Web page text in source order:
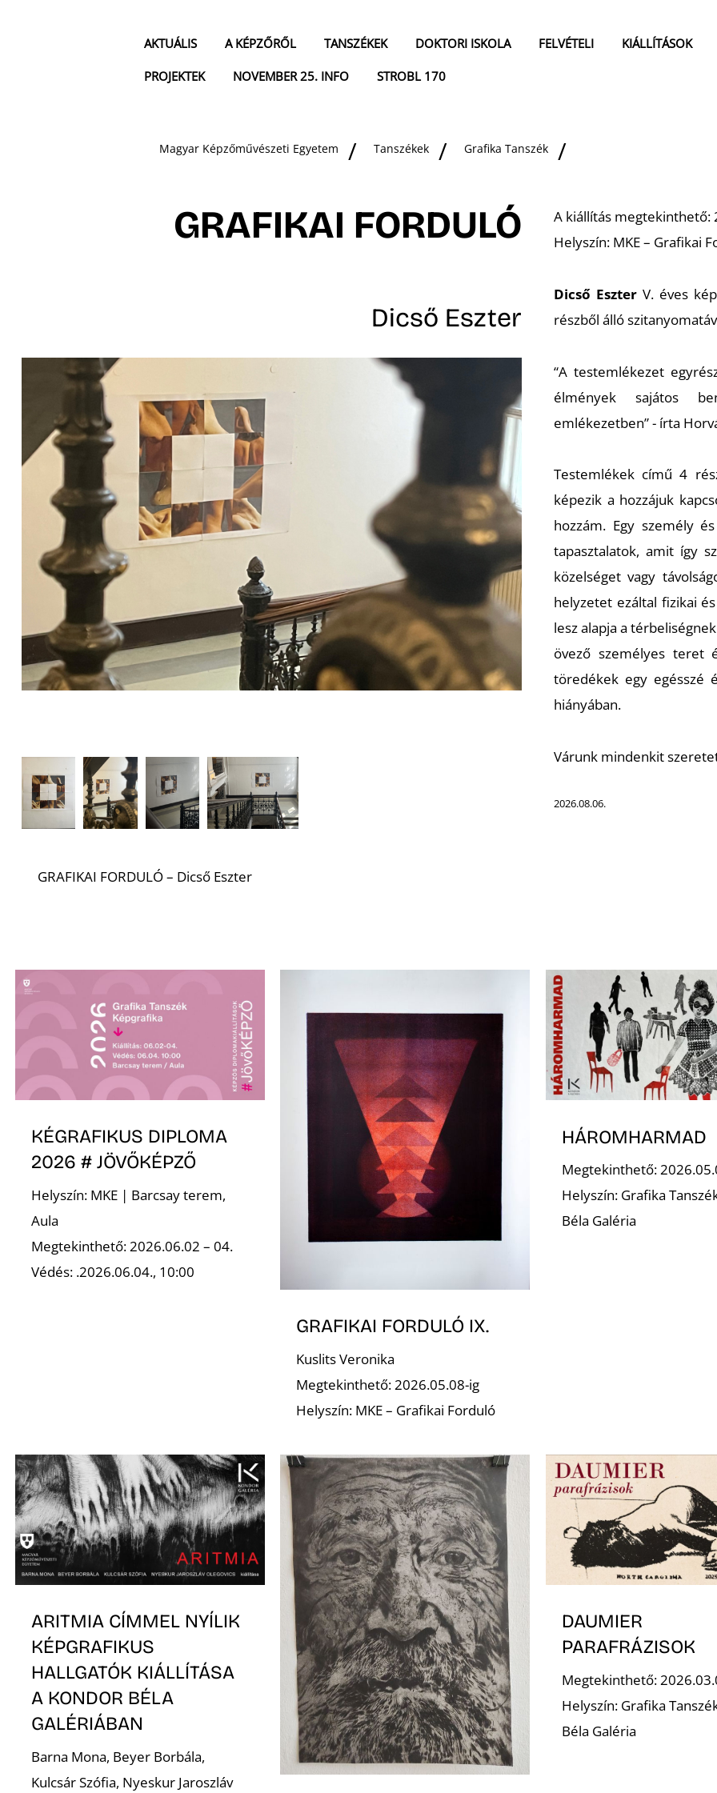
AKTUÁLIS A KÉPZŐRŐL TANSZÉKEK DOKTORI ISKOLA FELVÉTELI
KIÁLLÍTÁSOK
PROJEKTEK
NOVEMBER 25. INFO STROBL 170
Magyar Képzőművészeti Egyetem Tanszékek Grafika Tanszék
GRAFIKAI FORDULÓ
Dicső Eszter
GRAFIKAI FORDULÓ – Dicső Eszter
A kiállítás megtekinthető:
Helyszín: MKE – Grafikai
Dicső Eszter V. éves
részből álló
“A testemlékezet
élmények sajátos
emlékezetben” - írta
Testemlékek című 4
képezik a hozzájuk
hozzám. Egy személy
tapasztalatok, amit így
közelséget vagy
helyzetet ezáltal fizikai
lesz alapja a
övező személyes teret
töredékek egy egésszé
hiányában.
Várunk mindenkit
2026.08.06.
KÉGRAFIKUS DIPLOMA
2026 # JÖVŐKÉPZŐ
Helyszín: MKE | Barcsay terem,
Aula
Megtekinthető: 2026.06.02 – 04.
Védés: .2026.06.04., 10:00
GRAFIKAI FORDULÓ IX.
Kuslits Veronika
Megtekinthető: 2026.05.08-ig
Helyszín: MKE – Grafikai Forduló
HÁROMHARMAD
Megtekinthető:
Helyszín: Grafika
Béla Galéria
ARITMIA CÍMMEL NYÍLIK
KÉPGRAFIKUS
HALLGATÓK KIÁLLÍTÁSA
A KONDOR BÉLA
GALÉRIÁBAN
Barna Mona, Beyer Borbála,
Kulcsár Szófia, Nyeskur Jaroszláv
DAUMIER
PARAFRÁZISOK
Megtekinthető:
Helyszín: Grafika
Béla Galéria